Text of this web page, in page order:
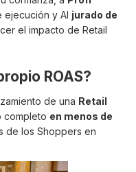
ejecución y AI jurado de
el impacto de Retail
ROAS?
de una Retail
completo en menos de
de los Shoppers en